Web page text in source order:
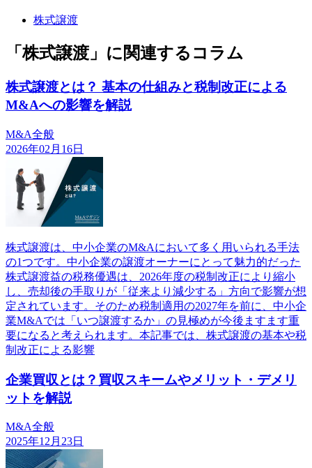
株式譲渡
「株式譲渡」に関連するコラム
株式譲渡とは？ 基本の仕組みと税制改正による
M&Aへの影響を解説
M&A全般
2026年02月16日
株式譲渡は、中小企業のM&Aにおいて多く用いられる手法
の1つです。中小企業の譲渡オーナーにとって魅力的だった
株式譲渡益の税務優遇は、2026年度の税制改正により縮小
し、売却後の手取りが「従来より減少する」方向で影響が想
定されています。そのため税制適用の2027年を前に、中小企
業M&Aでは「いつ譲渡するか」の見極めが今後ますます重
要になると考えられます。本記事では、株式譲渡の基本や税
制改正による影響
企業買収とは？買収スキームやメリット・デメリ
ットを解説
M&A全般
2025年12月23日